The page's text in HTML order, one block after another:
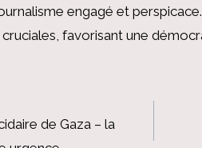
engagé et
favorisant une
de Gaza – la